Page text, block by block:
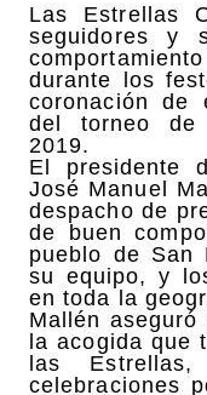
Las Estrellas
seguidores y
durante los
coronación de
del torneo de
2019.
El presidente
José Manuel
despacho de
de buen
pueblo de San
su equipo, y
en toda la
Mallén
la acogida que
las
celebraciones